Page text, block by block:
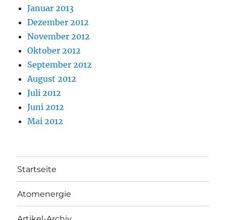
Januar 2013
Dezember 2012
November 2012
Oktober 2012
September 2012
August 2012
Juli 2012
Juni 2012
Mai 2012
Startseite
Atomenergie